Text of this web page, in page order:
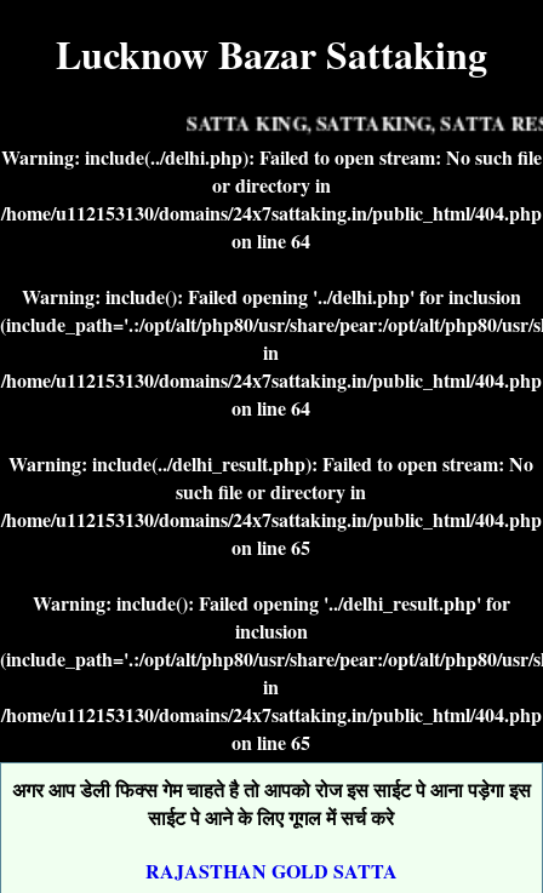
Lucknow Bazar Sattaking
SATTA KING, SATTAKING, SATTA
Warning: include(../delhi.php): Failed to open stream: No such file
or directory in
/home/u112153130/domains/24x7sattaking.in/public_html/404.php
on line64
Warning: include(): Failed opening '../delhi.php' for inclusion
(include_path='.:/opt/alt/php80/usr/share/pear:/opt/alt/php80/
in
/home/u112153130/domains/24x7sattaking.in/public_html/404.php
on line64
Warning: include(../delhi_result.php): Failed to open stream: No
such file or directory in
/home/u112153130/domains/24x7sattaking.in/public_html/404.php
on line65
Warning: include(): Failed opening '../delhi_result.php' for
inclusion
(include_path='.:/opt/alt/php80/usr/share/pear:/opt/alt/php80/
in
/home/u112153130/domains/24x7sattaking.in/public_html/404.php
on line65
अगर आप डेली फिक्स गेम चाहते है तो आपको रोज इस साईट पे आना पड़ेगा इस
साईट पे आने के लिए गूगल में सर्च करे
RAJASTHAN GOLD SATTA